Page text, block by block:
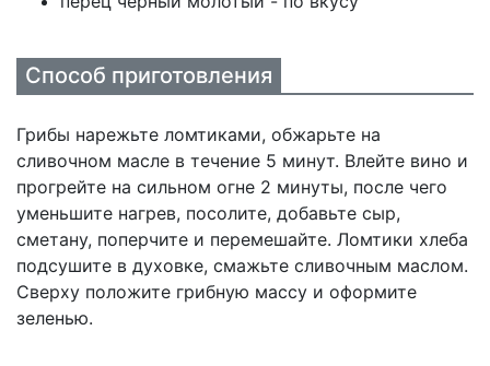
Способ приготовления
Грибы нарежьте ломтиками, обжарьте на
сливочном масле в течение 5 минут. Влейте вино и
прогрейте на сильном огне 2 минуты, после чего
уменьшите нагрев, посолите, добавьте сыр,
сметану, поперчите и перемешайте. Ломтики хлеба
подсушите в духовке, смажьте сливочным маслом.
Сверху положите грибную массу и оформите
зеленью.